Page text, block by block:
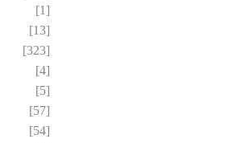
[1]
[13]
[323]
[4]
[5]
[57]
[54]